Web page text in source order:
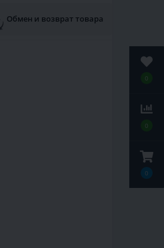
0
0
0
Обмен и возврат товара